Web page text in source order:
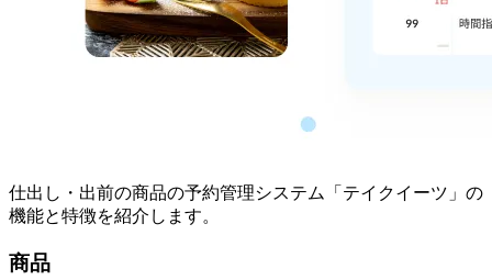
仕出し・出前の商品の予約管理システム「テイクイーツ」の
機能と特徴を紹介します。
商品